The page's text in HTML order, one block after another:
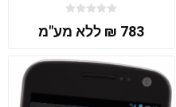
783 ₪ ללא מע"מ